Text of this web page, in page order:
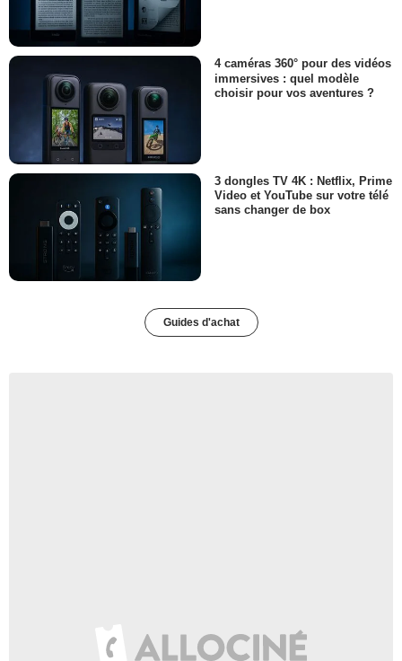
4 caméras 360° pour des vidéos
immersives : quel modèle
choisir pour vos aventures ?
3 dongles TV 4K : Netflix, Prime
Video et YouTube sur votre télé
sans changer de box
Guides d'achat